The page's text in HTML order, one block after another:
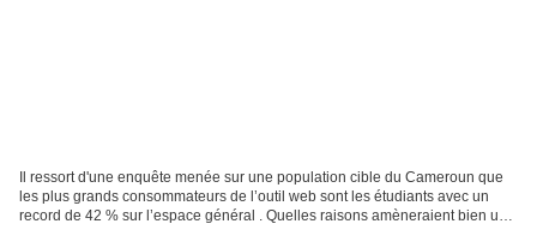
Il ressort d'une enquête menée sur une population cible du Cameroun que
les plus grands consommateurs de l’outil web sont les étudiants avec un
record de 42 % sur l’espace général . Quelles raisons amèneraient bien un